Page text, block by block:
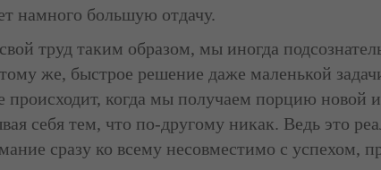
намного большую отдачу.
труд таким образом, мы иногда
же, быстрое решение даже маленькой
происходит, когда мы получаем порцию новой
себя тем, что по-другому никак. Ведь это
сразу ко всему несовместимо с успехом,